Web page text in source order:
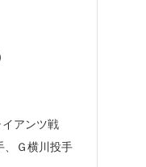
アンツ戦
、Ｇ横川投手